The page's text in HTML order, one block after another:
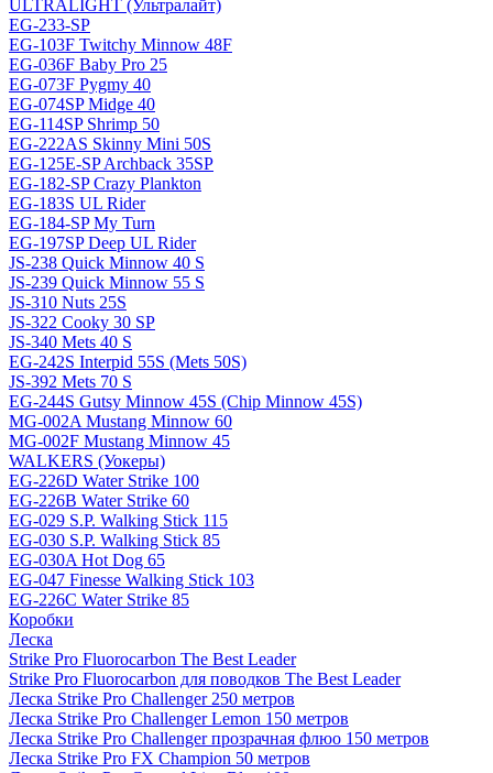
ULTRALIGHT (Ультралайт)
EG-233-SP
EG-103F Twitchy Minnow 48F
EG-036F Baby Pro 25
EG-073F Pygmy 40
EG-074SP Midge 40
EG-114SP Shrimp 50
EG-222AS Skinny Mini 50S
EG-125E-SP Archback 35SP
EG-182-SP Crazy Plankton
EG-183S UL Rider
EG-184-SP My Turn
EG-197SP Deep UL Rider
JS-238 Quick Minnow 40 S
JS-239 Quick Minnow 55 S
JS-310 Nuts 25S
JS-322 Cooky 30 SP
JS-340 Mets 40 S
EG-242S Interpid 55S (Mets 50S)
JS-392 Mets 70 S
EG-244S Gutsy Minnow 45S (Chip Minnow 45S)
MG-002A Mustang Minnow 60
MG-002F Mustang Minnow 45
WALKERS (Уокеры)
EG-226D Water Strike 100
EG-226B Water Strike 60
EG-029 S.P. Walking Stick 115
EG-030 S.P. Walking Stick 85
EG-030A Hot Dog 65
EG-047 Finesse Walking Stick 103
EG-226C Water Strike 85
Коробки
Леска
Strike Pro Fluorocarbon The Best Leader
Strike Pro Fluorocarbon для поводков The Best Leader
Леска Strike Pro Challenger 250 метров
Леска Strike Pro Challenger Lemon 150 метров
Леска Strike Pro Challenger прозрачная флюо 150 метров
Леска Strike Pro FX Champion 50 метров